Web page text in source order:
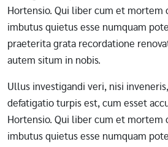
Hortensio. Qui liber cum et mortem
imbutus quietus esse numquam
praeterita grata recordatione
autem situm in nobis.
Ullus investigandi veri, nisi
defatigatio turpis est, cum esset
Hortensio. Qui liber cum et mortem
imbutus quietus esse numquam